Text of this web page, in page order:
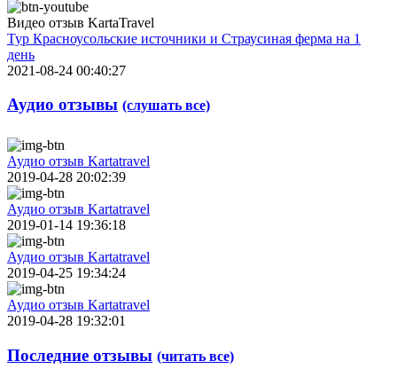
Видео отзыв KartaTravel
Тур Красноусольские источники и Страусиная ферма на 1
день
2021-08-24 00:40:27
Аудио отзывы (слушать все)
Аудио отзыв Kartatravel
2019-04-28 20:02:39
Аудио отзыв Kartatravel
2019-01-14 19:36:18
Аудио отзыв Kartatravel
2019-04-25 19:34:24
Аудио отзыв Kartatravel
2019-04-28 19:32:01
Последние отзывы (читать все)